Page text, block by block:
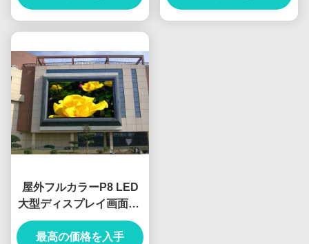
屋外フルカラーP8 LED
大型ディスプレイ画面は,
ビデオと画像をプレイす
ることができます
最高の価格を入手